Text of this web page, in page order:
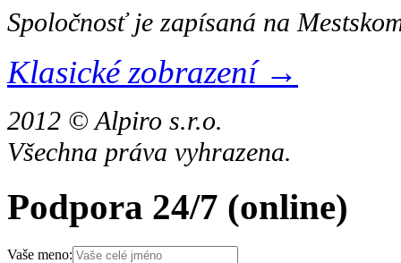
Spoločnosť je zapísaná na
Klasické zobrazení →
2012 © Alpiro s.r.o.
Všechna práva vyhrazena.
Podpora 24/7 (online)
Vaše meno: